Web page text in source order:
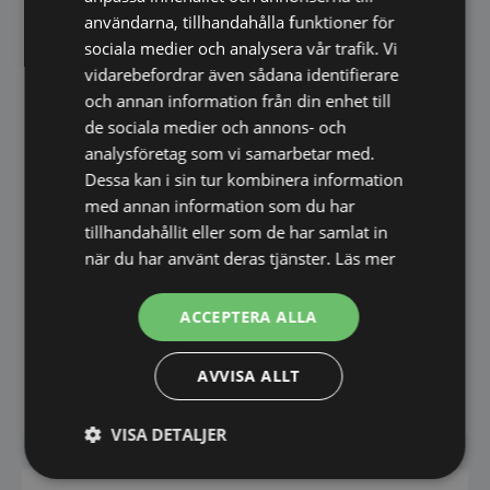
Snabb leverans direkt hem till dörren
Information
Rammaterial: Rökt ek
Rambredd: 20 mm
Stilren skandinavisk design
Observera:Angivna mått avser spegelglasets
storlek. Eftersom ramen är 20 mm bred blir
spegelns yttermått något större än de angivna
En tidlös spegel som kombinerar naturliga
material, nordisk design och hög kvalitet för ett
harmoniskt hem.
användarna, tillhandahålla funktioner för
sociala medier och analysera vår trafik. Vi
vidarebefordrar även sådana identifierare
och annan information från din enhet till
de sociala medier och annons- och
analysföretag som vi samarbetar med.
Dessa kan i sin tur kombinera information
med annan information som du har
tillhandahållit eller som de har samlat in
när du har använt deras tjänster. Läs mer
ACCEPTERA ALLA
AVVISA ALLT
VISA DETALJER
Strikt
Prestanda Inriktning